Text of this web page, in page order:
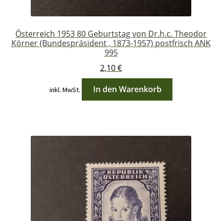
Österreich 1953 80 Geburtstag von Dr.h.c. Theodor
Körner (Bundespräsident , 1873-1957) postfrisch ANK
995
2,10€
inkl. MwSt. In den Warenkorb